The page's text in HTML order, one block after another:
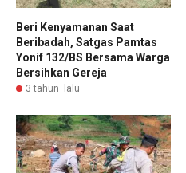
Beri Kenyamanan Saat
Beribadah, Satgas Pamtas
Yonif 132/BS Bersama Warga
Bersihkan Gereja
3 tahun lalu